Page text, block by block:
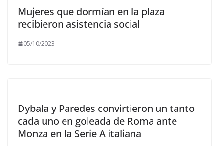
Mujeres que dormían en la plaza
recibieron asistencia social
05/10/2023
Dybala y Paredes convirtieron un tanto
cada uno en goleada de Roma ante
Monza en la Serie A italiana